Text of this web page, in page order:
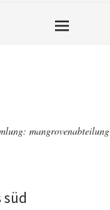
mangrovenabteilung